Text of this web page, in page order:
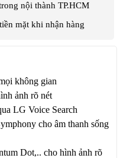
nội thành TP.HCM
mặt khi nhận hàng
không gian
ảnh rõ nét
LG Voice Search
cho âm thanh sống
Dot,.. cho hình ảnh rõ